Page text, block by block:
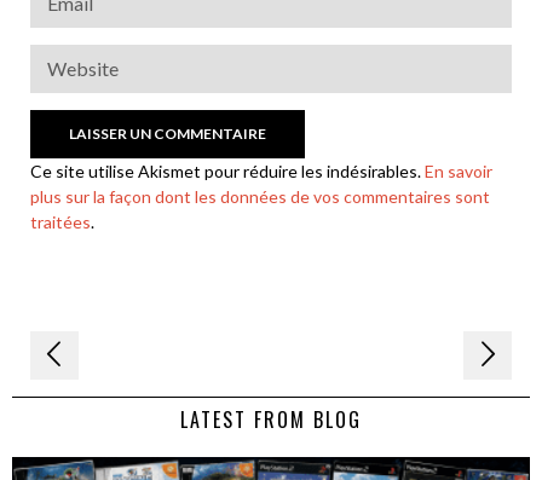
Ce site utilise Akismet pour réduire les indésirables.En savoir
plus sur la façon dont les données de vos commentaires sont
traitées.
Navigation
de LATEST FROM BLOG